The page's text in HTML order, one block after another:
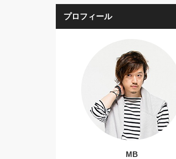
プロフィール
MB